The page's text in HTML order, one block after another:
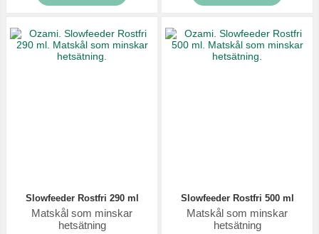
Slowfeeder Rostfri 290 ml
Matskål som minskar
hetsätning
Slowfeeder Rostfri 500 ml
Matskål som minskar
hetsätning